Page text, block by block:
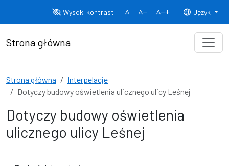
Wysoki kontrast
Normalny rozmiar czcionki
Rozmiar czcionki 150% Rozmiar
Język
Strona główna
Strona główna
Interpelacje
Dotyczy budowy oświetlenia ulicznego ulicy Leśnej
Dotyczy budowy oświetlenia
ulicznego ulicy Leśnej